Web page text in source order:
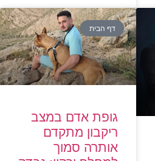
דף הבית
גופת אדם במצב
ריקבון מתקדם
אותרה סמוך